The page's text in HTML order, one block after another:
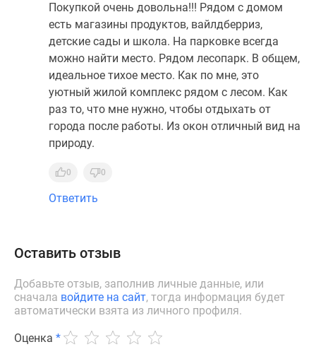
Покупкой очень довольна!!! Рядом с домом
есть магазины продуктов, вайлдберриз,
детские сады и школа. На парковке всегда
можно найти место. Рядом лесопарк. В общем,
идеальное тихое место. Как по мне, это
уютный жилой комплекс рядом с лесом. Как
раз то, что мне нужно, чтобы отдыхать от
города после работы. Из окон отличный вид на
природу.
0 0
Ответить
Оставить отзыв
Добавьте отзыв, заполнив личные данные, или
сначала войдите на сайт, тогда информация будет
автоматически взята из личного профиля.
Оценка *